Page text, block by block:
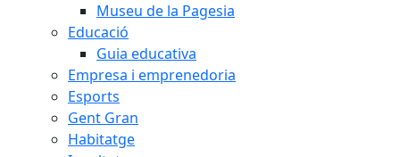
Museu de la Pagesia
Educació
Guia educativa
Empresa i emprenedoria
Esports
Gent Gran
Habitatge